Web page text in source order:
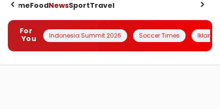
HomeFoodNewsSportTravel
For
You
Indonesia Summit 2026 Soccer Times Iklanin